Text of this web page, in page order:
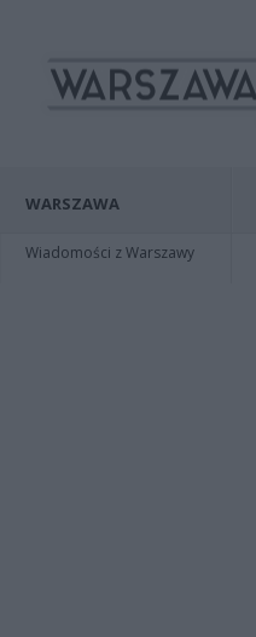
WARSZAWA
Wiadomości z Warszawy